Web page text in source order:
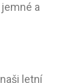
a
letní